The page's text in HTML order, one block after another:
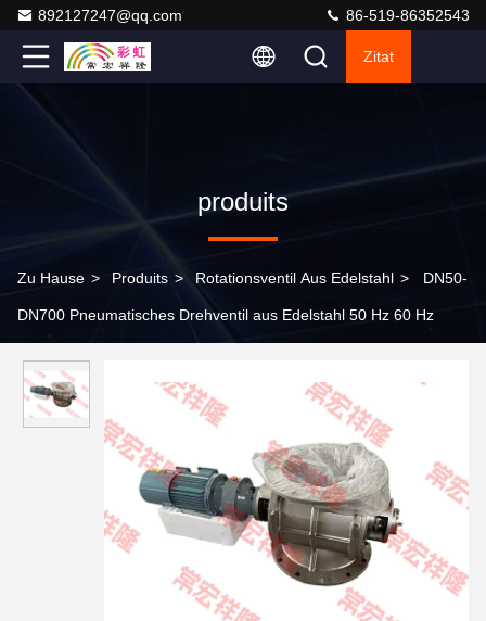
892127247@qq.com 86-519-86352543
Zitat
produits
Zu Hause > Produits > Rotationsventil Aus Edelstahl > DN50-
DN700 Pneumatisches Drehventil aus Edelstahl 50 Hz 60 Hz